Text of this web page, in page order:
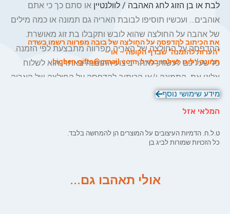
לבת או בן הזוג לחג האהבה / לוולנטיין או סתם כך כי אתם
אוהבים… ועכשיו תוסיפו לבובת האריה גם תמונה או כמה מילים
של אהבה על החולצה שהוא לובש ותקבלו בת זוג מאושרת.
ההדפסה על החולצה של האריה מפרווה מתבצעת לפי הזמנה.
כל שעליכם לעשות, לאחר ביצוע ההזמנה באתר, הוא לשלוח
אלינו את התמונה ו/או הכיתוב להדפסה על החולצה של האריה
וביג בן יעשה את השאר.
את הכיתוב להדפסה על החולצה של בובה מפרווה רשמו בשדה
"הערות להזמנה" שבדף הקופה – או –
תמונה / לוגו שילחו במייל: bigben.gifts@gmail.com.
מידע שימושי נוסף
המלאי אזל
ט.ל.ח. הדמיות העיצובים על המוצרים הן להמחשה בלבד.
כל הזכויות שמורות לביג בן
אולי תאהבו גם...